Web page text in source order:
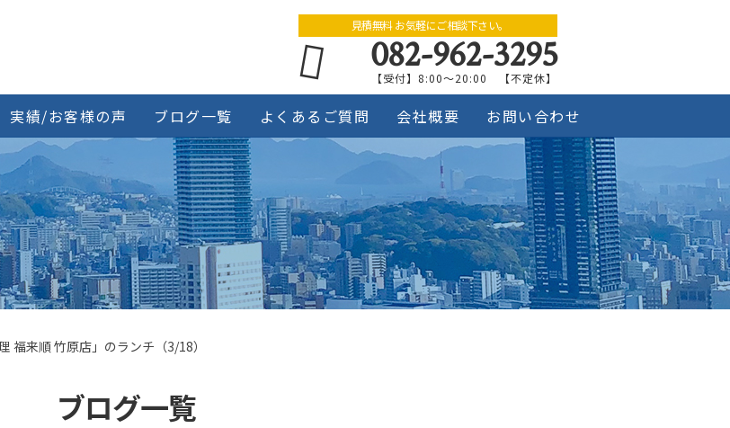
見積無料 お気軽にご相談下さい。
082-962-3295
【受付】8:00～20:00 【不定休】
実績/お客様の声 ブログ一覧 よくあるご質問 会社概要 お問い合わせ
福来順 竹原店」のランチ（3/18）
ブログ一覧